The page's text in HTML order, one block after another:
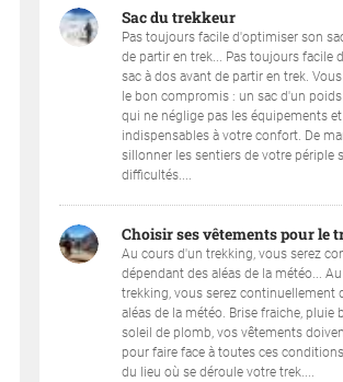
Sac du trekkeur
Pas toujours facile d'optimiser son
de partir en trek... Pas toujours facile
sac à dos avant de partir en trek.
le bon compromis : un sac d'un
qui ne néglige pas les équipements
indispensables à votre confort. De
sillonner les sentiers de votre périple
difficultés....
Choisir ses vêtements pour le
Au cours d'un trekking, vous serez
dépendant des aléas de la météo...
trekking, vous serez continuellement
aléas de la météo. Brise fraiche, pluie
soleil de plomb, vos vêtements
pour faire face à toutes ces
du lieu où se déroule votre trek....